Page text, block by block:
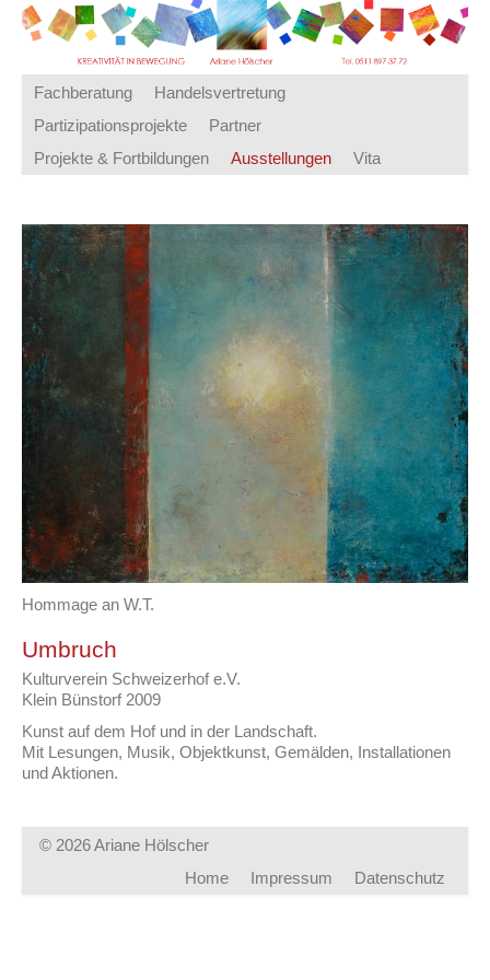
Fachberatung
Handelsvertretung
Partizipationsprojekte
Partner
Projekte & Fortbildungen
Ausstellungen Vita
Hommage an W.T.
Umbruch
Kulturverein Schweizerhof e.V.
Klein Bünstorf 2009
Kunst auf dem Hof und in der Landschaft.
Mit Lesungen, Musik, Objektkunst, Gemälden, Installationen
und Aktionen.
© 2026 Ariane Hölscher
Home
Impressum Datenschutz